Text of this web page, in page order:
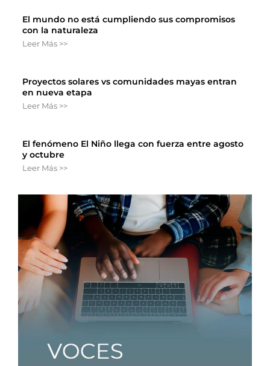
El mundo no está cumpliendo sus compromisos
con la naturaleza
Leer Más >>
Proyectos solares vs comunidades mayas entran
en nueva etapa
Leer Más >>
El fenómeno El Niño llega con fuerza entre agosto
y octubre
Leer Más >>